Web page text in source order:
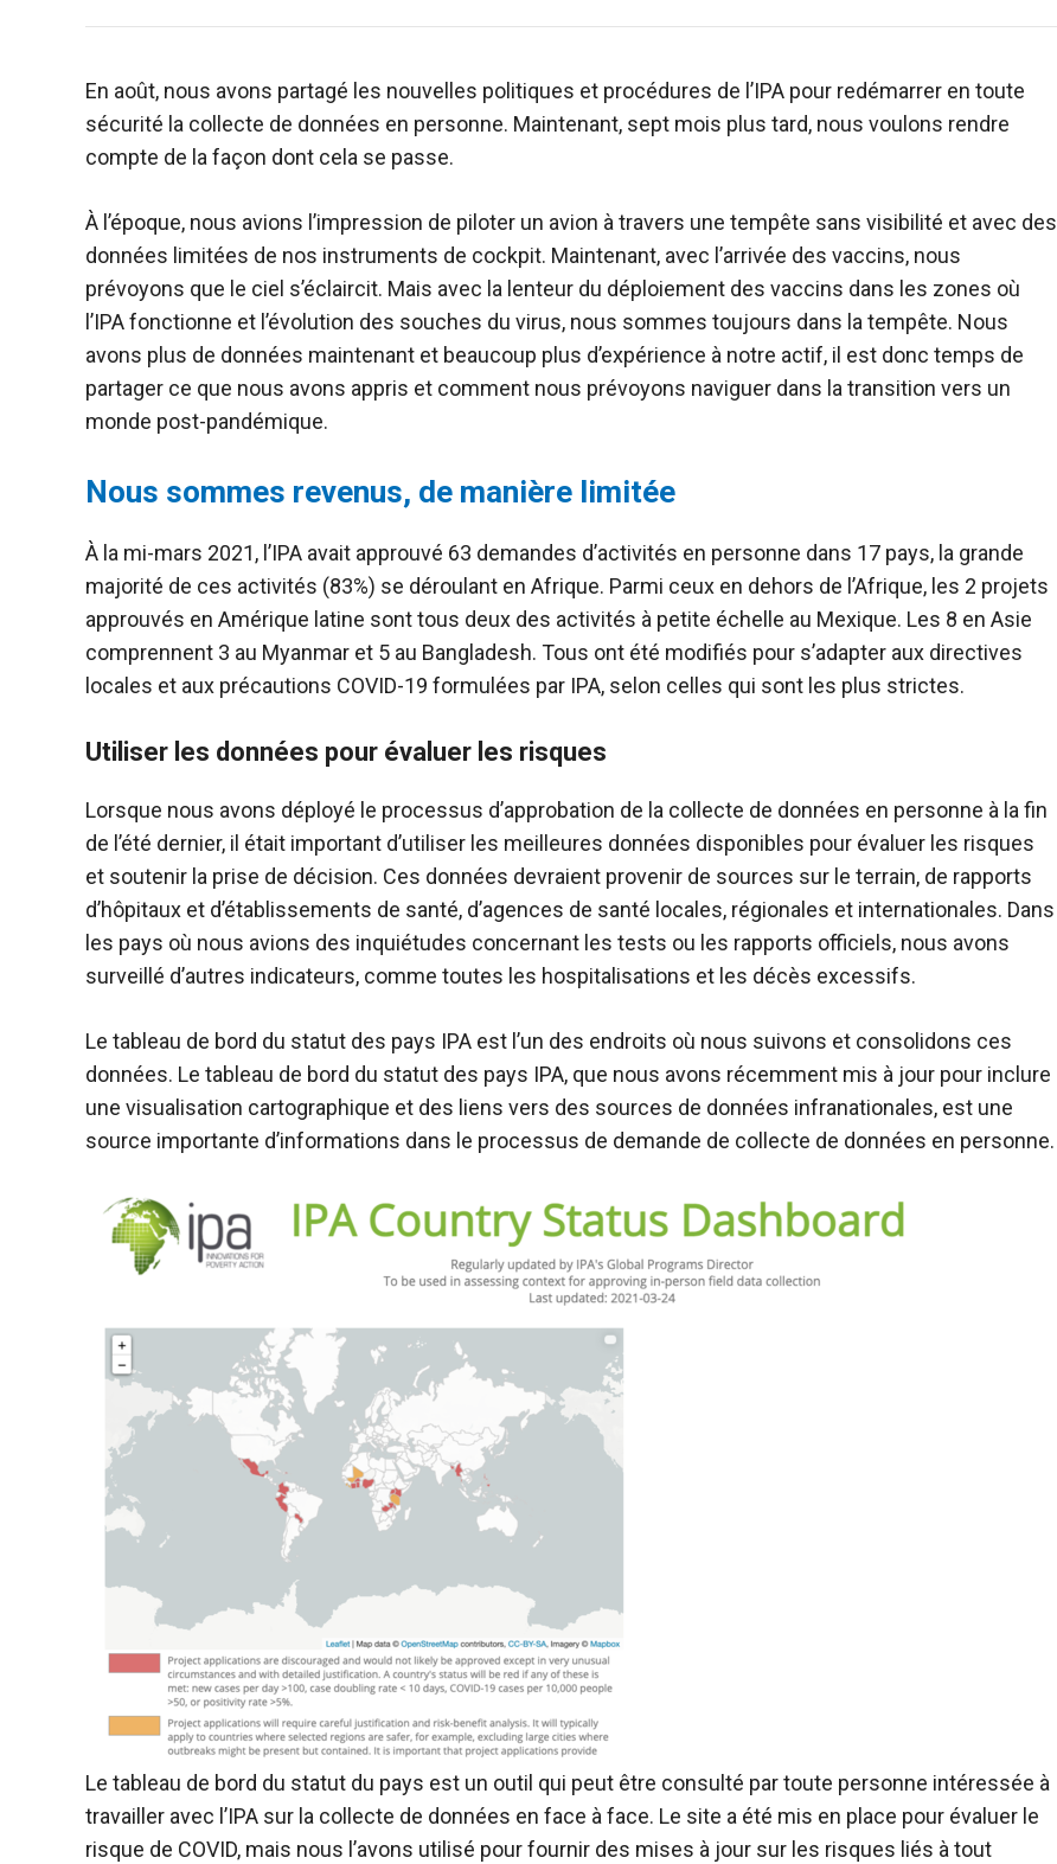
En août, nous avons partagé les nouvelles politiques et procédures de l’IPA pour redémarrer en toute
sécurité la collecte de données en personne. Maintenant, sept mois plus tard, nous voulons rendre
compte de la façon dont cela se passe.
À l’époque, nous avions l’impression de piloter un avion à travers une tempête sans visibilité et avec des
données limitées de nos instruments de cockpit. Maintenant, avec l’arrivée des vaccins, nous
prévoyons que le ciel s’éclaircit. Mais avec la lenteur du déploiement des vaccins dans les zones où
l’IPA fonctionne et l’évolution des souches du virus, nous sommes toujours dans la tempête. Nous
avons plus de données maintenant et beaucoup plus d’expérience à notre actif, il est donc temps de
partager ce que nous avons appris et comment nous prévoyons naviguer dans la transition vers un
monde post-pandémique.
Nous sommes revenus, de manière limitée
À la mi-mars 2021, l’IPA avait approuvé 63 demandes d’activités en personne dans 17 pays, la grande
majorité de ces activités (83%) se déroulant en Afrique. Parmi ceux en dehors de l’Afrique, les 2 projets
approuvés en Amérique latine sont tous deux des activités à petite échelle au Mexique. Les 8 en Asie
comprennent 3 au Myanmar et 5 au Bangladesh. Tous ont été modifiés pour s’adapter aux directives
locales et aux précautions COVID-19 formulées par IPA, selon celles qui sont les plus strictes.
Utiliser les données pour évaluer les risques
Lorsque nous avons déployé le processus d’approbation de la collecte de données en personne à la fin
de l’été dernier, il était important d’utiliser les meilleures données disponibles pour évaluer les risques
et soutenir la prise de décision. Ces données devraient provenir de sources sur le terrain, de rapports
d’hôpitaux et d’établissements de santé, d’agences de santé locales, régionales et internationales. Dans
les pays où nous avions des inquiétudes concernant les tests ou les rapports officiels, nous avons
surveillé d’autres indicateurs, comme toutes les hospitalisations et les décès excessifs.
Le tableau de bord du statut des pays IPA est l’un des endroits où nous suivons et consolidons ces
données. Le tableau de bord du statut des pays IPA, que nous avons récemment mis à jour pour inclure
une visualisation cartographique et des liens vers des sources de données infranationales, est une
source importante d’informations dans le processus de demande de collecte de données en personne.
Le tableau de bord du statut du pays est un outil qui peut être consulté par toute personne intéressée à
travailler avec l’IPA sur la collecte de données en face à face. Le site a été mis en place pour évaluer le
risque de COVID, mais nous l’avons utilisé pour fournir des mises à jour sur les risques liés à tout